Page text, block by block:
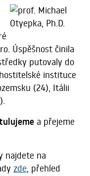
Úspěšnost činila
putovaly do
instituce
(24), Itálii
a přejeme
najdete na
zde, přehled